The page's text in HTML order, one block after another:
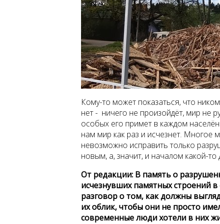
Кому-то может показаться, что
нет - ничего не произойдёт, мир не
особых его примет в каждом
нам мир как раз и исчезнет. Многое
невозможно исправить только
новым, а, значит, и началом какой-то
От редакции: В память о
исчезнувших памятных строений в
разговор о том, как должны
их облик, чтобы они не просто
современные люди хотели в них